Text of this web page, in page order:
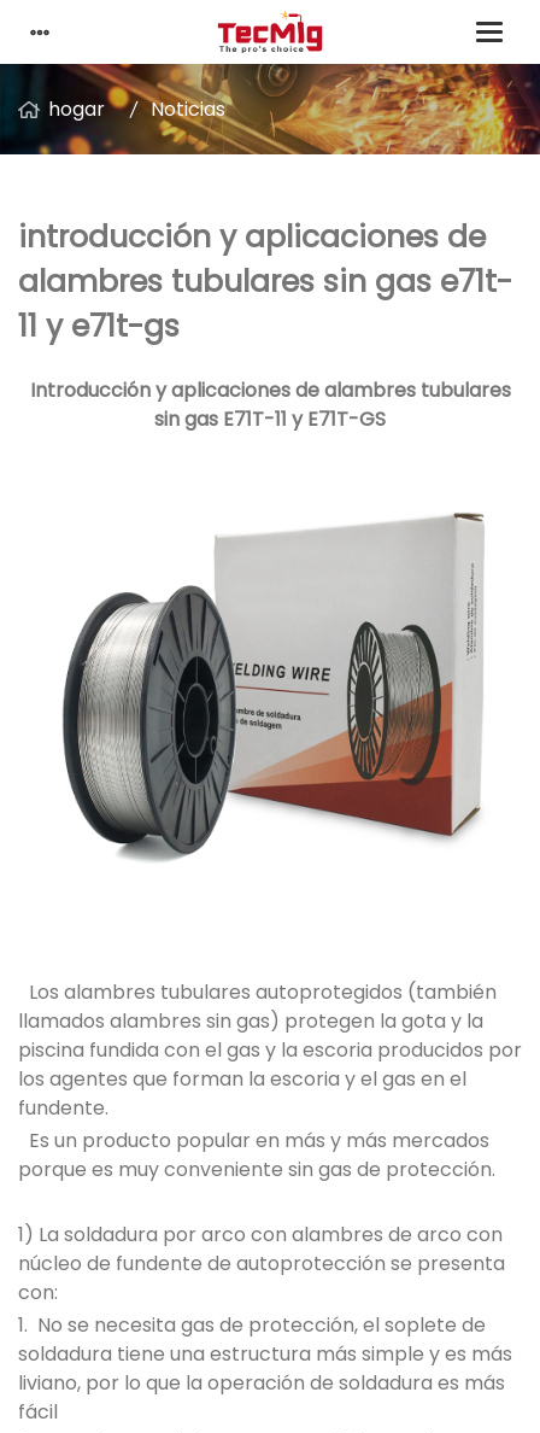
hogar Noticias
introducción y aplicaciones de
alambres tubulares sin gas e71t-
11 y e71t-gs
Introducción y aplicaciones de alambres tubulares
sin gas E71T-11 y E71T-GS
Los alambres tubulares autoprotegidos (también
llamados alambres sin gas) protegen la gota y la
piscina fundida con el gas y la escoria producidos por
los agentes que forman la escoria y el gas en el
fundente.
Es un producto popular en más y más mercados
porque es muy conveniente sin gas de protección.
1) La soldadura por arco con alambres de arco con
núcleo de fundente de autoprotección se presenta
con:
1. No se necesita gas de protección, el soplete de
soldadura tiene una estructura más simple y es más
liviano, por lo que la operación de soldadura es más
fácil